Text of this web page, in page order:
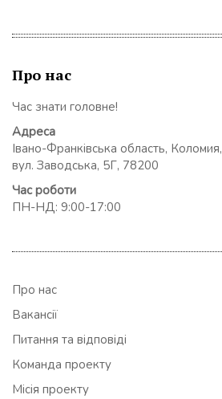
Про нас
Час знати головне!
Адреса
Івано-Франківська область, Коломия,
вул. Заводська, 5Г, 78200
Час роботи
ПН-НД: 9:00-17:00
Про нас
Вакансії
Питання та відповіді
Команда проекту
Місія проекту